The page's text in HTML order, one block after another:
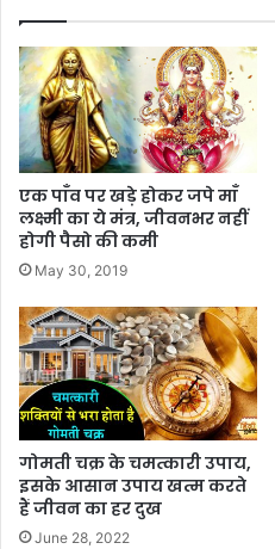
एक पाँव पर खड़े होकर जपे माँ
लक्ष्मी का ये मंत्र, जीवनभर नहीं
होगी पैसो की कमी
May 30, 2019
गोमती चक्र के चमत्कारी उपाय,
इसके आसान उपाय खत्म करते
हैं जीवन का हर दुख
June 28, 2022